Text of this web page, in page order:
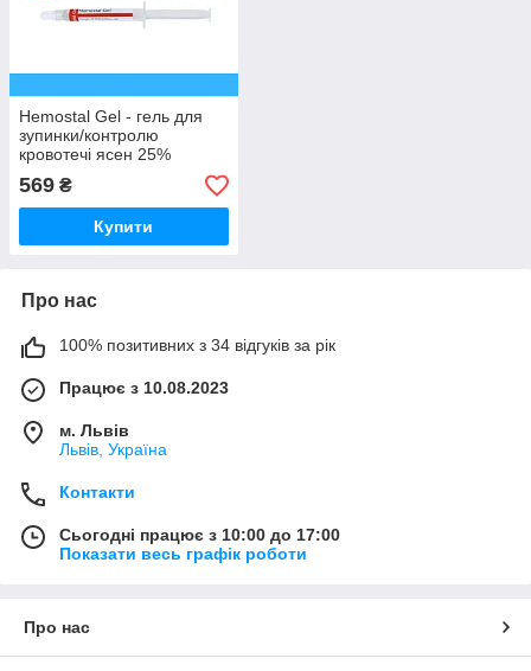
Hemostal Gel - гель для
зупинки/контролю
кровотечі ясен 25%
алюмініюм хлорід 3г
569 ₴
Купити
Про нас
100% позитивних з 34 відгуків за рік
Працює з 10.08.2023
м. Львів
Львів, Україна
Контакти
Сьогодні працює з 10:00 до 17:00
Показати весь графік роботи
Про нас